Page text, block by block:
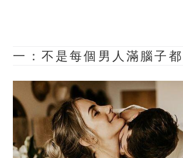
一：不是每個男人滿腦子